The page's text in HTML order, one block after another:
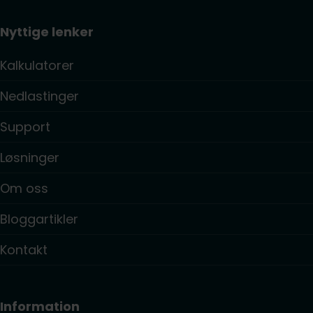
Nyttige lenker
Kalkulatorer
Nedlastinger
Support
Løsninger
Om oss
Bloggartikler
Kontakt
Information